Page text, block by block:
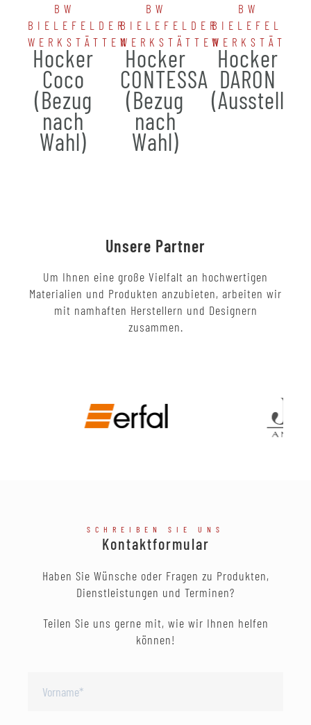
BW
BIELEFELDER
WERKSTÄTTEN
Hocker
Coco
(Bezug
nach
Wahl)
BW
BIELEFELDER
WERKSTÄTTEN
Hocker
CONTESSA
(Bezug
nach
Wahl)
BW
BIELEFELDER
Hocker
DARON
Unsere Partner
Um Ihnen eine große Vielfalt an hochwertigen
Materialien und Produkten anzubieten, arbeiten wir
mit namhaften Herstellern und Designern
zusammen.
SCHREIBEN SIE UNS
Kontaktformular
Haben Sie Wünsche oder Fragen zu Produkten,
Dienstleistungen und Terminen?
Teilen Sie uns gerne mit, wie wir Ihnen helfen
können!